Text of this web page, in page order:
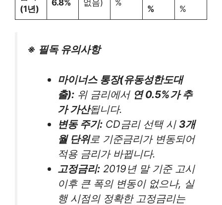
(1년)
6.8% 없음) %
%
%
※ 필독 유의사항
마이너스 통장(유동성한도대
출): 위 금리에서 연 0.5%가 추
가 가산됩니다.
변동 주기: CD금리 선택 시 3개
월 단위로 기준금리가 변동되어
적용 금리가 바뀝니다.
고정금리: 2019년 말 기준 고시
이후 큰 폭의 변동이 없으나, 실
행 시점의 정확한 고정금리는